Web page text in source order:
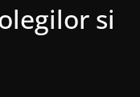
si